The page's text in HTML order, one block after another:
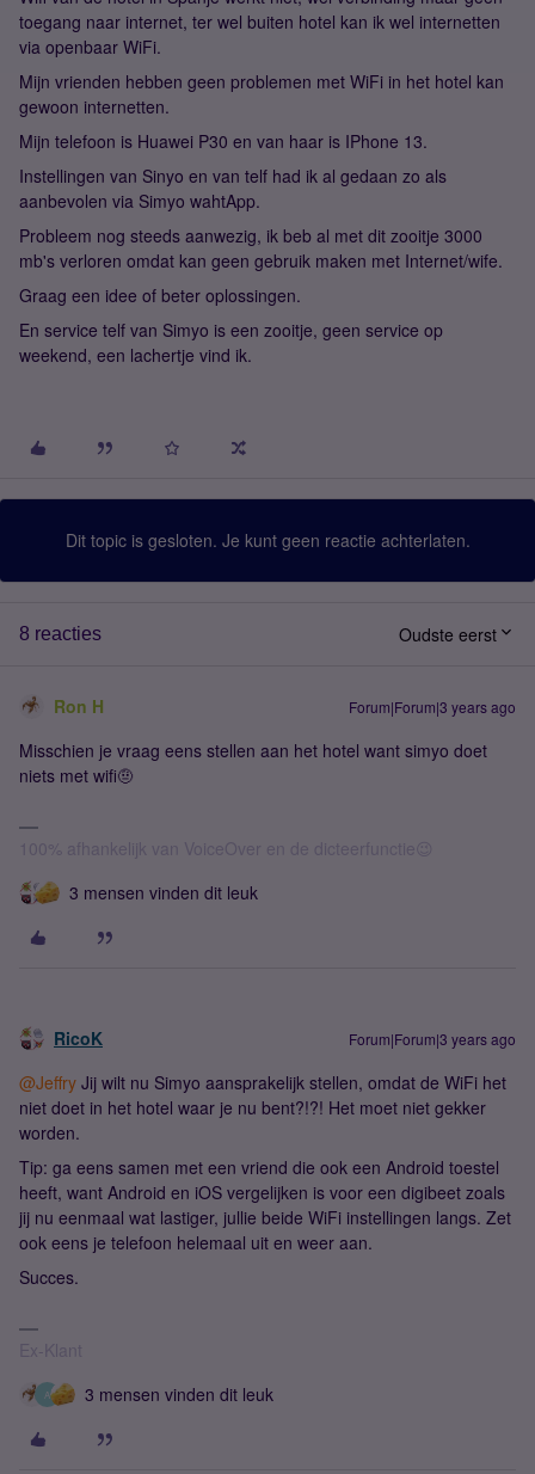
toegang naar internet, ter wel buiten hotel kan ik wel internetten
via openbaar WiFi.
Mijn vrienden hebben geen problemen met WiFi in het hotel kan
gewoon internetten.
Mijn telefoon is Huawei P30 en van haar is IPhone 13.
Instellingen van Sinyo en van telf had ik al gedaan zo als
aanbevolen via Simyo wahtApp.
Probleem nog steeds aanwezig, ik beb al met dit zooitje 3000
mb's verloren omdat kan geen gebruik maken met Internet/wife.
Graag een idee of beter oplossingen.
En service telf van Simyo is een zooitje, geen service op
weekend, een lachertje vind ik.
Dit topic is gesloten. Je kunt geen reactie achterlaten.
8 reacties Oudste eerst
Ron H Forum|Forum|3 years ago
Misschien je vraag eens stellen aan het hotel want simyo doet
niets met wifi🤨
100% afhankelijk van VoiceOver en de dicteerfunctie😉
3 mensen vinden dit leuk
RicoK Forum|Forum|3 years ago
@Jeffry Jij wilt nu Simyo aansprakelijk stellen, omdat de WiFi het
niet doet in het hotel waar je nu bent?!?! Het moet niet gekker
worden.
Tip: ga eens samen met een vriend die ook een Android toestel
heeft, want Android en iOS vergelijken is voor een digibeet zoals
jij nu eenmaal wat lastiger, jullie beide WiFi instellingen langs. Zet
ook eens je telefoon helemaal uit en weer aan.
Succes.
Ex-Klant
A 3 mensen vinden dit leuk